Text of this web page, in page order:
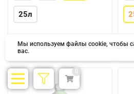
25л
2 648 грн.
0
Мы используем файлы cookie, чтобы
вас.